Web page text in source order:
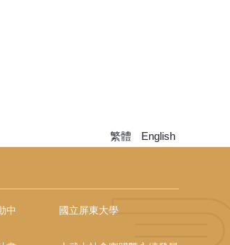
繁體 English
中
國立屏東大學